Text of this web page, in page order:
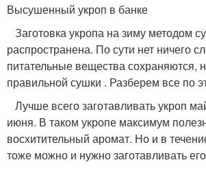
Высушенный укроп в банке
Заготовка укропа на зиму методом
распространена. По сути нет ничего
питательные вещества сохраняются,
правильной сушки . Разберем все по
Лучше всего заготавливать укроп
июня. В таком укропе максимум
восхитительный аромат. Но и в
тоже можно и нужно заготавливать